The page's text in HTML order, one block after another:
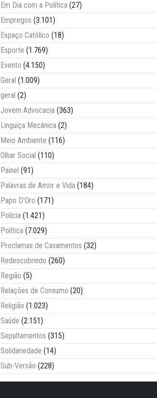
Em Dia com a Política (27)
Empregos (3.101)
Espaço Católico (18)
Esporte (1.769)
Evento (4.150)
Geral (1.009)
geral (2)
Jovem Advocacia (363)
Linguiça Mecânica (2)
Meio Ambiente (116)
Olhar Social (110)
Painel (91)
Palavras de Amor e Vida (184)
Papo D'Oro (171)
Polícia (1.421)
Política (7.029)
Proclamas de Casamentos (32)
Redescobrindo (260)
Região (5)
Relações de Consumo (20)
Religião (1.023)
Saúde (2.151)
Sepultamentos (315)
Solidariedade (14)
Sub-Versão (228)